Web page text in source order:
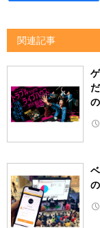
関連記事